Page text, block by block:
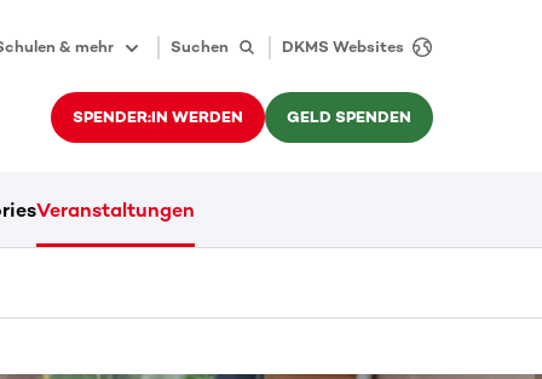
& mehr Suchen DKMS Websites
SPENDER:IN WERDEN GELD SPENDEN
Veranstaltungen